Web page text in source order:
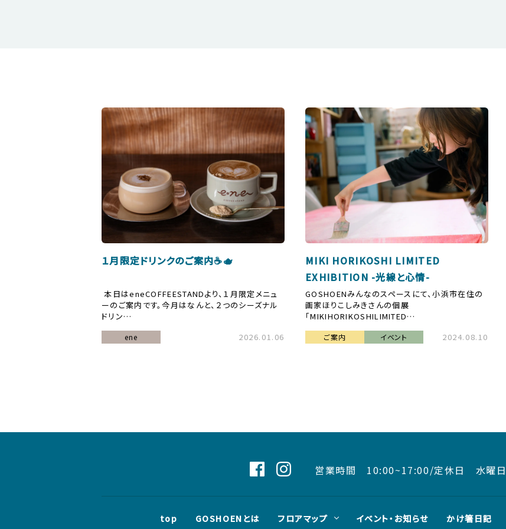
１月限定ドリンクのご案内☕️🫖
本日はeneCOFFEESTANDより、１月限定メニュ
ーのご案内です。今月はなんと、２つのシーズナル
ドリン…
ene 2026.01.06
MIKI HORIKOSHI LIMITED
EXHIBITION -光線と心情-
GOSHOENみんなのスペースにて、小浜市在住の
画家ほりこしみきさんの個展
「MIKIHORIKOSHILIMITED…
ご案内 イベント 2024.08.10
営業時間 10:00~17:00/定休日 水曜日
top GOSHOENとは フロアマップ イベント・お知らせ かけ箸日記